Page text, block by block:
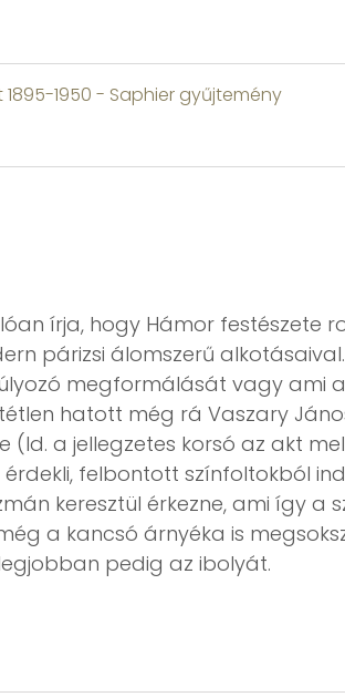
1950 - Saphier gyűjtemény
írja, hogy Hámor festészete
párizsi álomszerű
megformálását vagy ami
hatott még rá Vaszary
(ld. a jellegzetes korsó az akt
felbontott színfoltokból
keresztül érkezne, ami így a
a kancsó árnyéka is
pedig az ibolyát.